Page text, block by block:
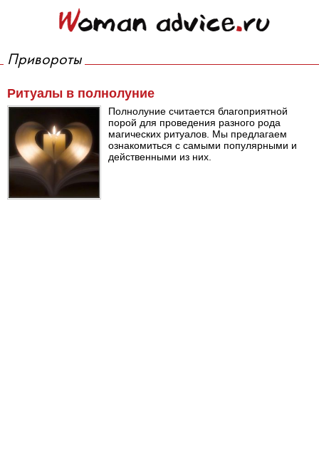
Привороты
Ритуалы в полнолуние
Полнолуние считается благоприятной
порой для проведения разного рода
магических ритуалов. Мы предлагаем
ознакомиться с самыми популярными и
действенными из них.